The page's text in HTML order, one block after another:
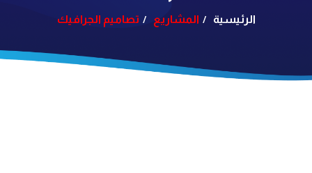
الرئيسية المشاريع تصاميم الجرافيك